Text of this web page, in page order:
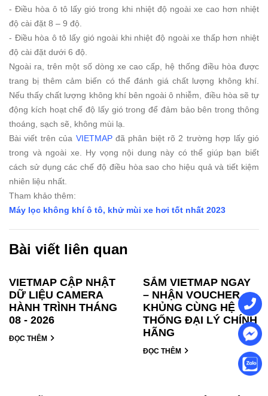
- Điều hòa ô tô lấy gió trong khi nhiệt độ ngoài xe cao hơn nhiệt
độ cài đặt 8 – 9 độ.
- Điều hòa ô tô lấy gió ngoài khi nhiệt độ ngoài xe thấp hơn nhiệt
độ cài đặt dưới 6 độ.
Ngoài ra, trên một số dòng xe cao cấp, hệ thống điều hòa được
trang bị thêm cảm biến có thể đánh giá chất lượng không khí.
Nếu thấy chất lượng không khí bên ngoài ô nhiễm, điều hòa sẽ tự
động kích hoạt chế độ lấy gió trong để đảm bảo bên trong thông
thoáng, sạch sẽ, không mùi lạ.
Bài viết trên của VIETMAPđã phân biệt rõ 2 trường hợp lấy gió
trong và ngoài xe. Hy vọng nội dung này có thể giúp bạn biết
cách sử dụng các chế độ điều hòa sao cho hiệu quả và tiết kiệm
nhiên liệu nhất.
Tham khảo thêm:
Máy lọc không khí ô tô, khử mùi xe hơi tốt nhất 2023
Bài viết liên quan
VIETMAP CẬP NHẬT
DỮ LIỆU CAMERA
HÀNH TRÌNH THÁNG
08 - 2026
ĐỌC THÊM
SẮM VIETMAP NGAY
– NHẬN VOUCHER
KHỦNG CÙNG HỆ
THỐNG ĐẠI LÝ CHÍNH
HÃNG
ĐỌC THÊM